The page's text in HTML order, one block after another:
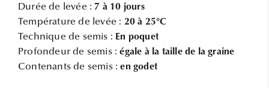
Durée de levée : 7 à 10 jours
Température de levée : 20 à 25°C
Technique de semis : En poquet
Profondeur de semis :égale à la taille de la graine
Contenants de semis :en godet